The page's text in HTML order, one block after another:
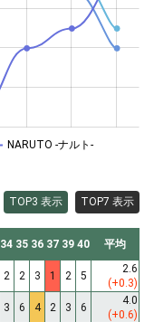
NARUTO -ナルト-
TOP3 表示 TOP7 表示
34 35 36 37 39 40 平均
2 2 3 1 2 5
2.6
(+0.3)
3 6 4 2 3 6
4.0
(+0.6)